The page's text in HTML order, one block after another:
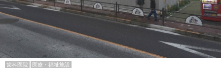
歯科医院 医療・福祉施設